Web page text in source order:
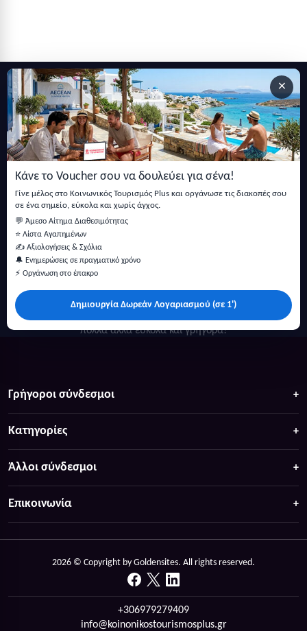
×
Κάνε το Voucher σου να δουλεύει για σένα!
Γίνε μέλος στο Κοινωνικός Τουρισμός Plus και οργάνωσε τις διακοπές σου
σε ένα σημείο, εύκολα και χωρίς άγχος.
💬 Άμεσο Αίτημα Διαθεσιμότητας
⭐ Λίστα Αγαπημένων
✍️ Αξιολογήσεις & Σχόλια
🔔 Ενημερώσεις σε πραγματικό χρόνο
⚡ Οργάνωση στο έπακρο
Δημιουργία Δωρεάν Λογαριασμού (σε 1')
Εγγραφείτε στο newsletter μας
Μείνετε ενημερωμένοι με τις τελευταίες ειδήσεις, ανακοινώσεις
και άρθρα.
πολλά άλλα ευκολα και γρήγορα!
Γρήγοροι σύνδεσμοι
Κατηγορίες
Άλλοι σύνδεσμοι
Επικοινωνία
2026 © Copyright by Goldensites. All rights reserved.
+306979279409
info@koinonikostourismosplus.gr